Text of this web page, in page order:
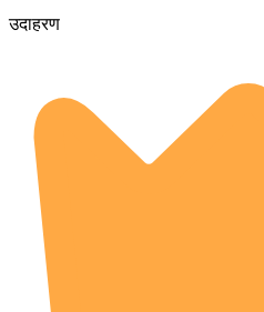
उदाहरण